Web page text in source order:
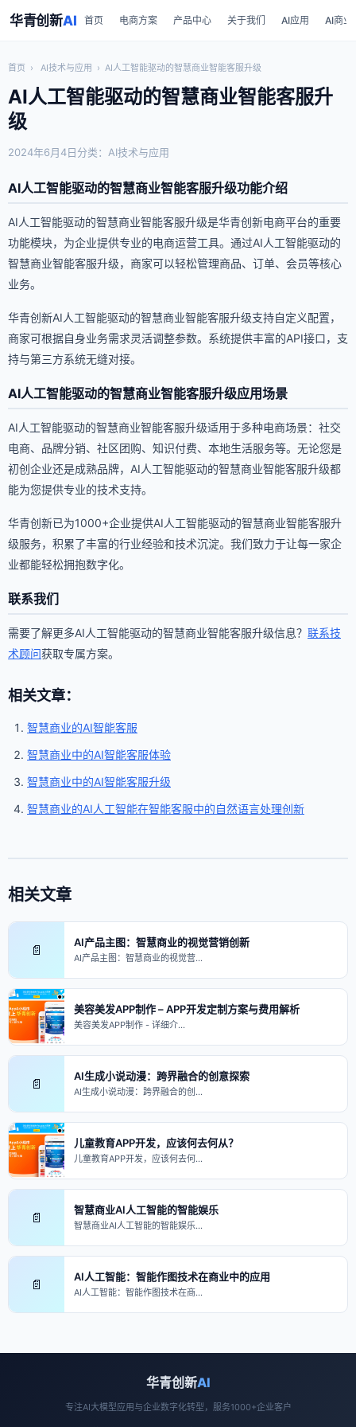
华青创新AI 首页 电商方案 产品中心 关于我们 AI应用 AI商业
首页 › AI技术与应用 › AI人工智能驱动的智慧商业智能客服升级
AI人工智能驱动的智慧商业智能客服升
级
2024年6月4日分类：AI技术与应用
AI人工智能驱动的智慧商业智能客服升级功能介绍
AI人工智能驱动的智慧商业智能客服升级是华青创新电商平台的重要
功能模块，为企业提供专业的电商运营工具。通过AI人工智能驱动的
智慧商业智能客服升级，商家可以轻松管理商品、订单、会员等核心
业务。
华青创新AI人工智能驱动的智慧商业智能客服升级支持自定义配置，
商家可根据自身业务需求灵活调整参数。系统提供丰富的API接口，支
持与第三方系统无缝对接。
AI人工智能驱动的智慧商业智能客服升级应用场景
AI人工智能驱动的智慧商业智能客服升级适用于多种电商场景：社交
电商、品牌分销、社区团购、知识付费、本地生活服务等。无论您是
初创企业还是成熟品牌，AI人工智能驱动的智慧商业智能客服升级都
能为您提供专业的技术支持。
华青创新已为1000+企业提供AI人工智能驱动的智慧商业智能客服升
级服务，积累了丰富的行业经验和技术沉淀。我们致力于让每一家企
业都能轻松拥抱数字化。
联系我们
需要了解更多AI人工智能驱动的智慧商业智能客服升级信息？ 联系技
术顾问获取专属方案。
相关文章：
智慧商业的AI智能客服
智慧商业中的AI智能客服体验
智慧商业中的AI智能客服升级
智慧商业的AI人工智能在智能客服中的自然语言处理创新
相关文章
📄 AI产品主图：智慧商业的视觉营销创新
AI产品主图：智慧商业的视觉营…
美容美发APP制作 – APP开发定制方案与费用解析
美容美发APP制作 - 详细介…
📄 AI生成小说动漫：跨界融合的创意探索
AI生成小说动漫：跨界融合的创…
儿童教育APP开发，应该何去何从？
儿童教育APP开发，应该何去何…
📄 智慧商业AI人工智能的智能娱乐
智慧商业AI人工智能的智能娱乐…
📄 AI人工智能：智能作图技术在商业中的应用
AI人工智能：智能作图技术在商…
华青创新AI
专注AI大模型应用与企业数字化转型，服务1000+企业客户